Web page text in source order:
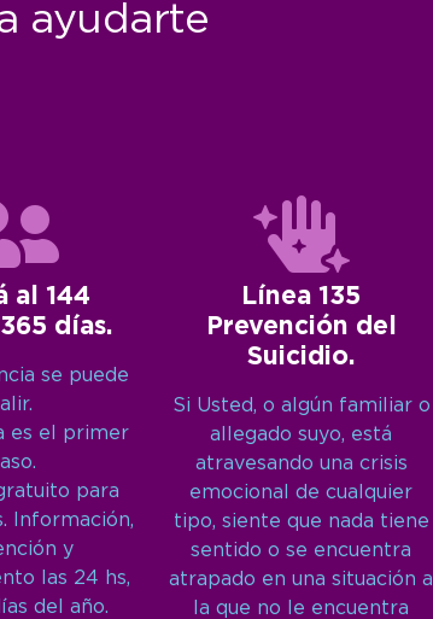
ayudarte
al 144
días.
se puede
es el primer
para
Información,
y
las 24 hs,
del año.
Línea 135
Prevención del
Suicidio.
Si Usted, o algún familiar o
allegado suyo, está
atravesando una crisis
emocional de cualquier
tipo, siente que nada tiene
sentido o se encuentra
atrapado en una situación a
la que no le encuentra